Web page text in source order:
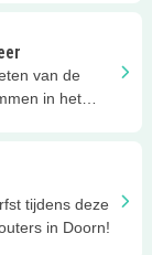
van de
in het
tijdens deze
in Doorn!